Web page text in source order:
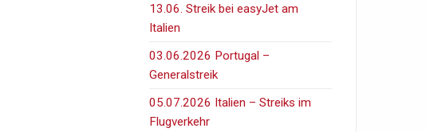
13.06. Streik bei easyJet am
Italien
03.06.2026 Portugal –
Generalstreik
05.07.2026 Italien – Streiks im
Flugverkehr